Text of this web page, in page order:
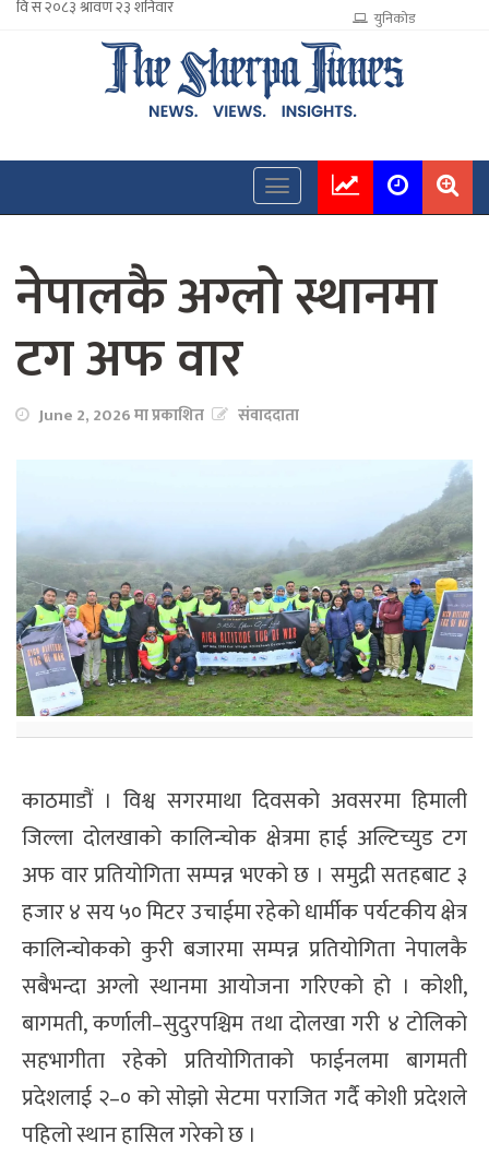
युनिकोड
नेपालकै अग्लो स्थानमा
टग अफ वार
June 2, 2026 मा प्रकाशित संवाददाता
काठमाडौं । विश्व सगरमाथा दिवसको अवसरमा हिमाली
जिल्ला दोलखाको कालिन्चोक क्षेत्रमा हाई अल्टिच्युड टग
अफ वार प्रतियोगिता सम्पन्न भएको छ । समुद्री सतहबाट ३
हजार ४ सय ५० मिटर उचाईमा रहेको धार्मीक पर्यटकीय क्षेत्र
कालिन्चोकको कुरी बजारमा सम्पन्न प्रतियोगिता नेपालकै
सबैभन्दा अग्लो स्थानमा आयोजना गरिएको हो । कोशी,
बागमती, कर्णाली–सुदुरपश्चिम तथा दोलखा गरी ४ टोलिको
सहभागीता रहेको प्रतियोगिताको फाईनलमा बागमती
प्रदेशलाई २–० को सोझो सेटमा पराजित गर्दै कोशी प्रदेशले
पहिलो स्थान हासिल गरेको छ ।